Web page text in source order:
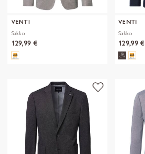
VENTI
Sakko
129,99 €
VENTI
Sakko
129,99 €